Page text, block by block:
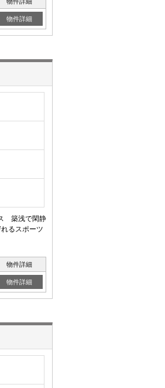
物件詳細
築浅で閑静
るスポーツ
物件詳細
物件詳細